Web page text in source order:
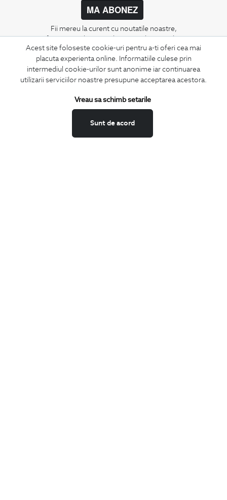
Acest site foloseste cookie-uri pentru a-ti oferi cea mai
placuta experienta online. Informatiile culese prin
intermediul cookie-urilor sunt anonime iar continuarea
utilizarii serviciilor noastre presupune acceptarea acestora.
Sunt de acord
Vreau sa schimb setarile
MA ABONEZ
Fii mereu la curent cu noutatile noastre,
oferte speciale si trenduri in moda masculina.
CONCIERGE
Termeni si conditii
Securitatea datelor
Feedback site